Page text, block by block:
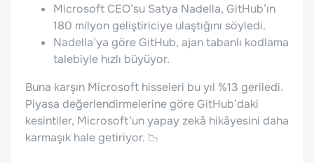
Microsoft CEO’su Satya Nadella, GitHub’ın
180 milyon geliştiriciye ulaştığını söyledi.
Nadella’ya göre GitHub, ajan tabanlı kodlama
talebiyle hızlı büyüyor.
Buna karşın Microsoft hisseleri bu yıl %13 geriledi.
Piyasa değerlendirmelerine göre GitHub’daki
kesintiler, Microsoft’un yapay zekâ hikâyesini daha
karmaşık hale getiriyor. 📉